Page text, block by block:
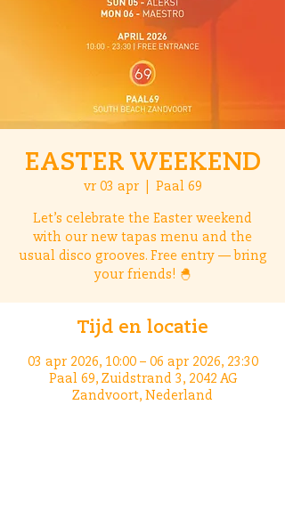
EASTER WEEKEND
vr 03 apr
  |
Paal 69
Let’s celebrate the Easter weekend
with our new tapas menu and the
usual disco grooves. Free entry — bring
your friends! 🐣
Tijd en locatie
03 apr 2026, 10:00 – 06 apr 2026, 23:30
Paal 69, Zuidstrand 3, 2042 AG
Zandvoort, Nederland